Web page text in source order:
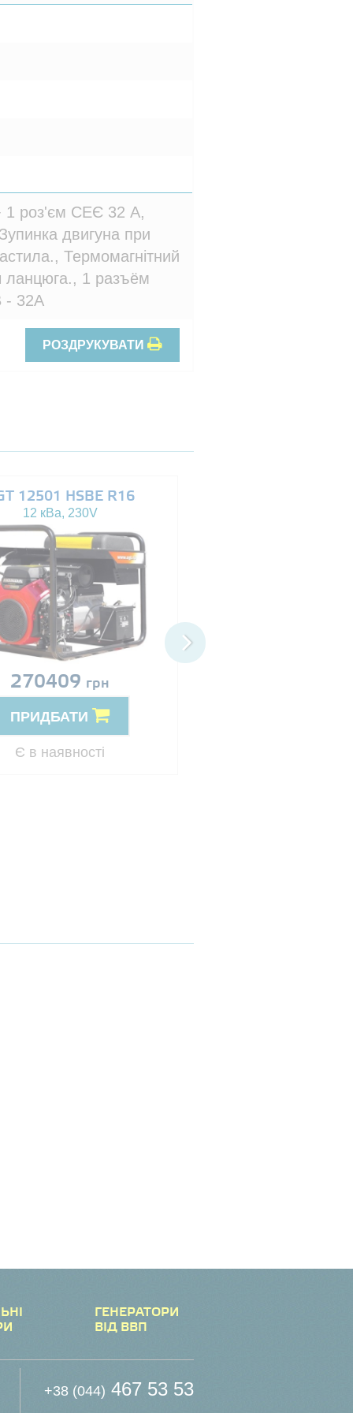
1 роз'єм СЕЄ 32 A,
двигуна при
Термомагнітний
ланцюга., 1 разъём
- 32A
РОЗДРУКУВАТИ
12501 HSBE R16
12 кВа, 230V
270409 грн
ПРИДБАТИ
Є в наявності
ГЕНЕРАТОРИ
ВІД ВВП
+38 (044) 467 53 53